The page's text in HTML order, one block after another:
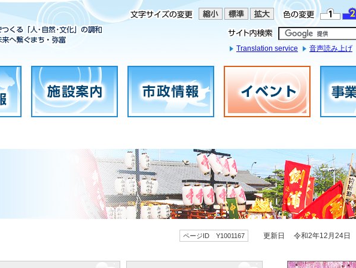
Translation service 音声読み上げ
ページID Y1001167 更新日 令和2年12月24日